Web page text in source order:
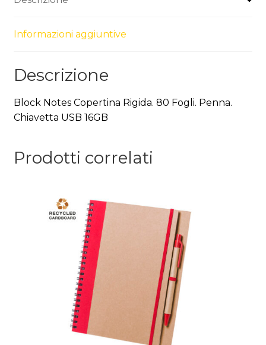
Informazioni aggiuntive
Descrizione
Block Notes Copertina Rigida. 80 Fogli. Penna.
Chiavetta USB 16GB
Prodotti correlati